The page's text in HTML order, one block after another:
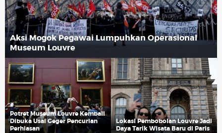
Aksi Mogok Pegawai Lumpuhkan Operasional
Museum Louvre
Potret Museum Louvre Kembali
Dibuka Usai Geger Pencurian
Perhiasan
Lokasi Pembobolan Louvre Jadi
Daya Tarik Wisata Baru di Paris